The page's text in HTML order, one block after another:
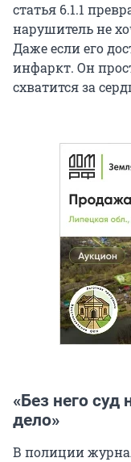
статья 6.1.1
нарушитель не
Даже если его
инфаркт. Он
схватится за
«Без него
дело»
В полиции